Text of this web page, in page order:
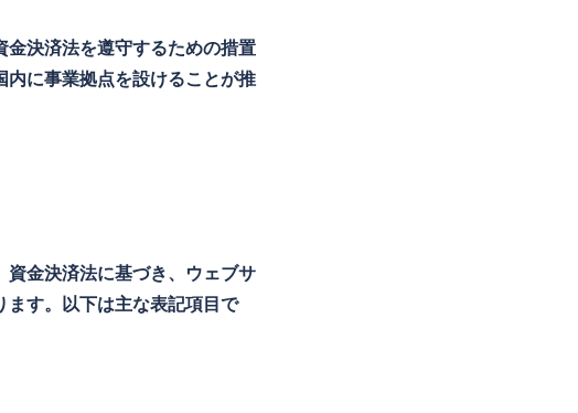
金決済法を遵守するための措置
に事業拠点を設けることが推
資金決済法に基づき、ウェブサ
す。以下は主な表記項目で